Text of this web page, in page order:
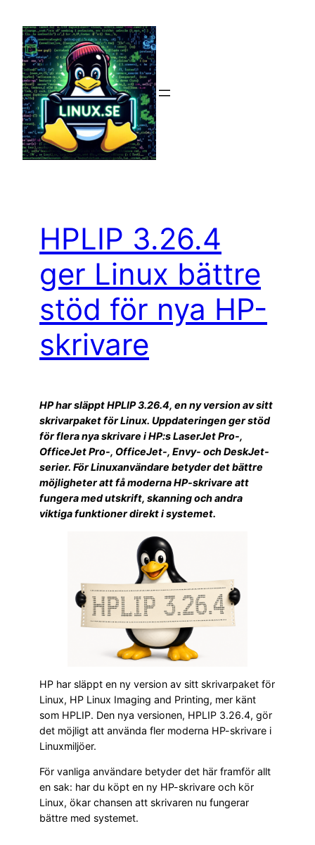
innehåll
HPLIP 3.26.4
ger Linux bättre
stöd för nya HP-
skrivare
HP har släppt HPLIP 3.26.4, en ny version av sitt
skrivarpaket för Linux. Uppdateringen ger stöd
för flera nya skrivare i HP:s LaserJet Pro-,
OfficeJet Pro-, OfficeJet-, Envy- och DeskJet-
serier. För Linuxanvändare betyder det bättre
möjligheter att få moderna HP-skrivare att
fungera med utskrift, skanning och andra
viktiga funktioner direkt i systemet.
HP har släppt en ny version av sitt skrivarpaket för
Linux, HP Linux Imaging and Printing, mer känt
som HPLIP. Den nya versionen, HPLIP 3.26.4, gör
det möjligt att använda fler moderna HP-skrivare i
Linuxmiljöer.
För vanliga användare betyder det här framför allt
en sak: har du köpt en ny HP-skrivare och kör
Linux, ökar chansen att skrivaren nu fungerar
bättre med systemet.